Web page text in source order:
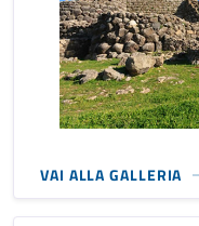
VAI ALLA GALLERIA